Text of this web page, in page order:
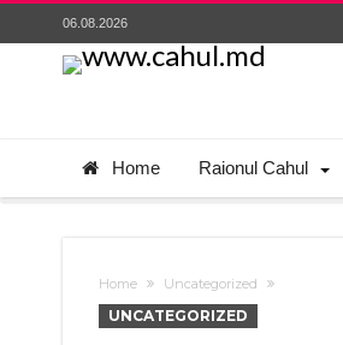
06.08.2026
Home Raionul Cahul
Home Uncategorized
UNCATEGORIZED